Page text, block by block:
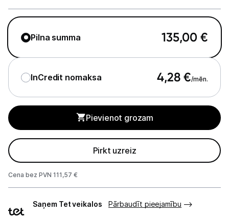
Skaļruņi
Bezvadu skaļruņi
Studijas skaņas aprīkojums
Datortehnika
GAMING pasaule >
Portatīvie datori un piederumi
Audio
Pilna summa 135,00 €
InCredit nomaksa 4,28 €/mēn.
Pievienot grozam
Pirkt uzreiz
Cena bez PVN 111,57 €
veidi
Saņem Tet veikalos
Pārbaudīt pieejamību